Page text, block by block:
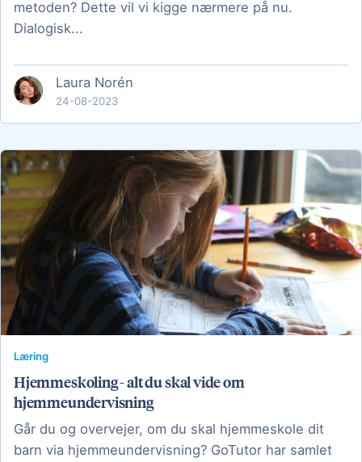
metoden? Dette vil vi kigge nærmere på nu.
Dialogisk...
Laura Norén
24-08-2023
Læring
Hjemmeskoling - alt du skal vide om
hjemmeundervisning
Går du og overvejer, om du skal hjemmeskole dit
barn via hjemmeundervisning? GoTutor har samlet